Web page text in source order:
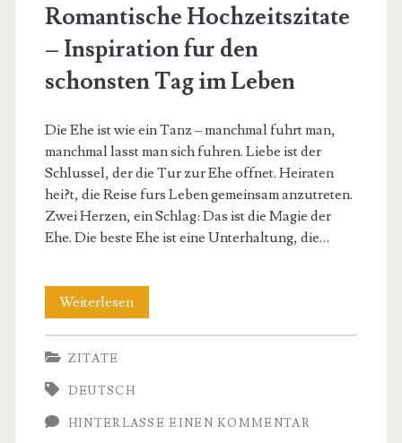
Romantische Hochzeitszitate
– Inspiration fur den
schonsten Tag im Leben
Die Ehe ist wie ein Tanz – manchmal fuhrt man,
manchmal lasst man sich fuhren. Liebe ist der
Schlussel, der die Tur zur Ehe offnet. Heiraten
hei?t, die Reise furs Leben gemeinsam anzutreten.
Zwei Herzen, ein Schlag: Das ist die Magie der
Ehe. Die beste Ehe ist eine Unterhaltung, die…
WeiterlesenRomantische
Hochzeitszitate
Inspiration
fur
ZITATE
DEUTSCH
HINTERLASSE EINEN KOMMENTAR